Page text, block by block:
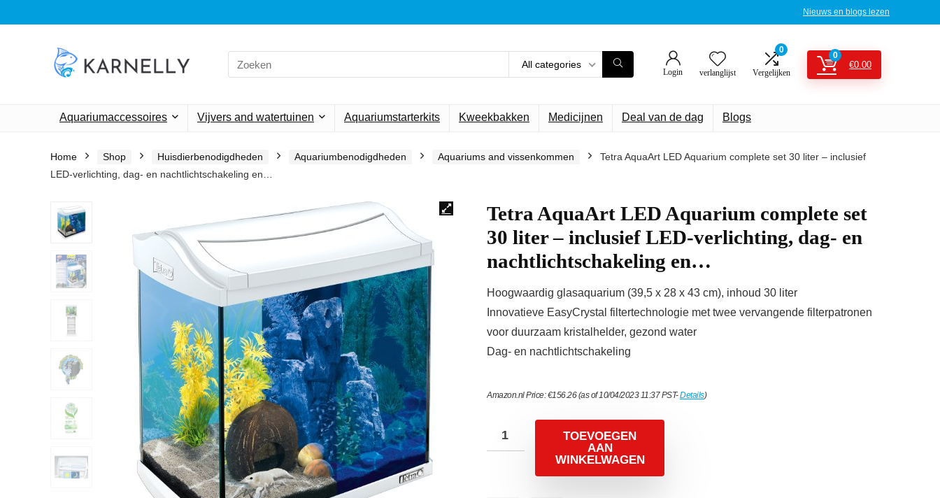
Nieuws en blogs lezen
Search
for:
All categories
Login verlanglijst
0
Vergelijken
0
€0.00
Aquariumaccessoires Vijvers and watertuinen Aquariumstarterkits Kweekbakken Medicijnen Deal van de dag Blogs
Home Shop Huisdierbenodigdheden Aquariumbenodigdheden Aquariums and vissenkommen
Tetra AquaArt LED Aquarium complete set 30 liter – inclusief
LED-verlichting, dag- en nachtlichtschakeling en…
Tetra AquaArt LED Aquarium complete set
30 liter – inclusief LED-verlichting, dag- en
nachtlichtschakeling en…
Hoogwaardig glasaquarium (39,5 x 28 x 43 cm), inhoud 30 liter
Innovatieve EasyCrystal filtertechnologie met twee vervangende filterpatronen
voor duurzaam kristalhelder, gezond water
Dag- en nachtlichtschakeling
Amazon.nl Price:€156.26(as of 10/04/2023 11:37 PST-Details)
TOEVOEGEN
AAN
WINKELWAGEN